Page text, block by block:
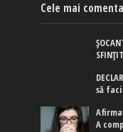
Cele mai
să faci
A